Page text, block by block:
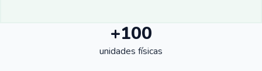
+100
unidades físicas